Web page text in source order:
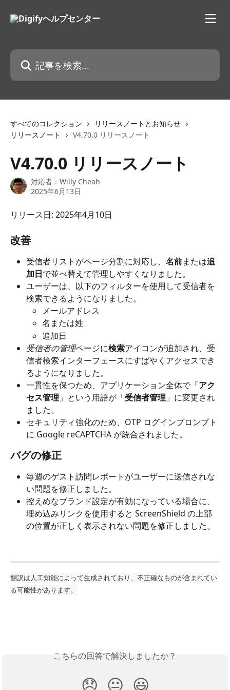
記事を検索...
すべてのコレクション
リリースノートとお知らせ
リリースノート
V4.70.0 リリースノート
V4.70.0 リリースノート
対応者： Willy Cheah
2025年6月13日
リリース日: 2025年4月10日
改善
受信者リストがページ分割に対応し、 名前または追
加日で並べ替えて管理しやすくなりました。
ユーザーは、以下のフィルターを使用して受信者を
検索できるようになりました。
メールアドレス
名または姓
追加日
受信者の管理ページに検索アイコンが追加され、受
信者検索インターフェースにすばやくアクセスでき
るようになりました。
一貫性を保つため、アプリケーション全体で「アク
セス管理 」という用語が「受信者管理 」に変更され
ました。
セキュリティ強化のため、OTP ログインプロンプト
に Google reCAPTCHA が統合されました。
バグの修正
毎週のゲスト訪問レポートがユーザーに送信されな
い問題を修正しました。
控えめなブランド設定が有効になっている場合に、
埋め込みリンクを使用すると ScreenShield の上部
の位置が正しく表示されない問題を修正しました。
翻訳は人工知能によって生成されており、不正確なものが含まれてい
る可能性があります。
こちらの回答で解決しましたか？
😞 😐 😃